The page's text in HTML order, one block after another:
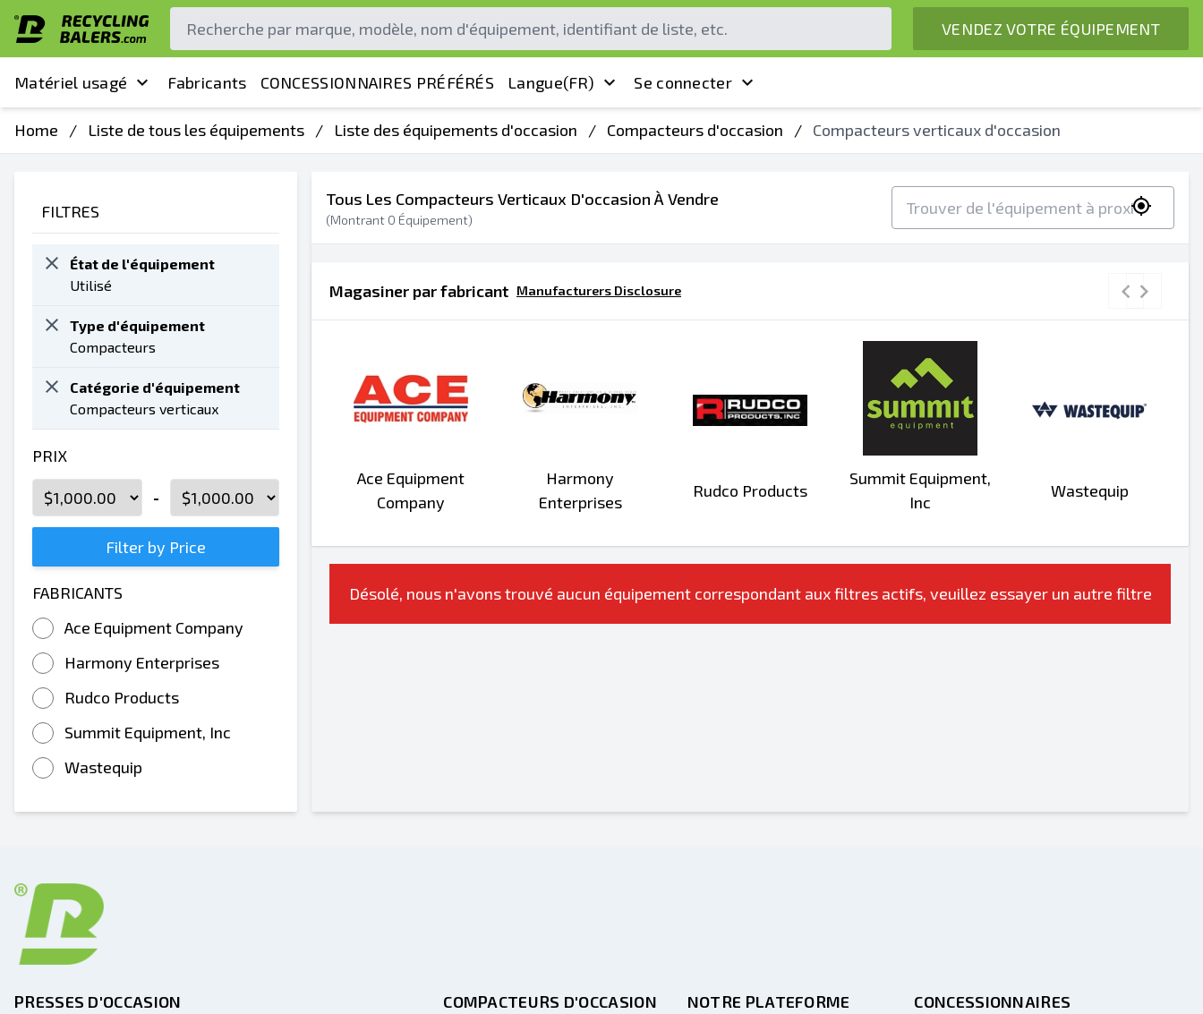
VENDEZ VOTRE ÉQUIPEMENT
Matériel usagé Fabricants CONCESSIONNAIRES PRÉFÉRÉS Langue(FR) Se connecter
Home / Liste de tous les équipements / Liste des équipements d'occasion / Compacteurs d'occasion / Compacteurs verticaux d'occasion
FILTRES
État de l'équipement
Utilisé
Type d'équipement
Compacteurs
Catégorie d'équipement
Compacteurs verticaux
PRIX
-
Filter by Price
FABRICANTS
Ace Equipment Company
Harmony Enterprises
Rudco Products
Summit Equipment, Inc
Wastequip
Tous Les Compacteurs Verticaux D'occasion À Vendre
(Montrant 0 Équipement)
Magasiner par fabricant Manufacturers Disclosure
Ace Equipment
Company
Harmony
Enterprises
Rudco Products
Summit Equipment,
Inc
Wastequip
Désolé, nous n'avons trouvé aucun équipement correspondant aux filtres actifs, veuillez essayer un autre filtre
PRESSES D'OCCASION COMPACTEURS D'OCCASION NOTRE PLATEFORME
CONCESSIONNAIRES